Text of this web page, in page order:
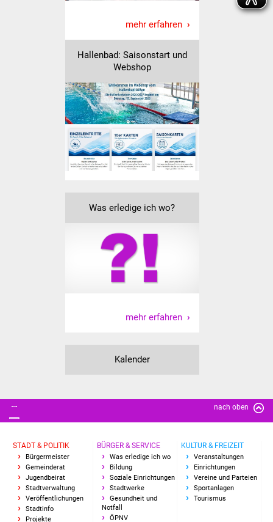
Pflegeheim
Familien
Familientreff
Schülerferienprogramm
Migration und Integration
Freundeskreis Asyl
Wohnen
Wirtschaft
Haushalt & Infos
Wirtschaftsförderung
mehr erfahren
Hallenbad: Saisonstart und
Webshop
Was erledige ich wo?
mehr erfahren
Kalender
nach oben
STADT & POLITIK
Bürgermeister
Gemeinderat
Jugendbeirat
Stadtverwaltung
Veröffentlichungen
Stadtinfo
Projekte
BÜRGER & SERVICE
Was erledige ich wo
Bildung
Soziale Einrichtungen
Stadtwerke
Gesundheit und
Notfall
ÖPNV
KULTUR & FREIZEIT
Veranstaltungen
Einrichtungen
Vereine und Parteien
Sportanlagen
Tourismus